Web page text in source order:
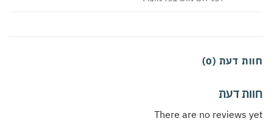
דעת (0)
דעת
There are no reviews